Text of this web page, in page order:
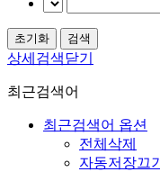
상세검색닫기
최근검색어
최근검색어 옵션
전체삭제
자동저장끄기